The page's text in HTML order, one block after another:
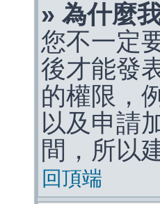
» 為什麼
您不一定
後才能發
的權限，
以及申請
間，所以
回頂端